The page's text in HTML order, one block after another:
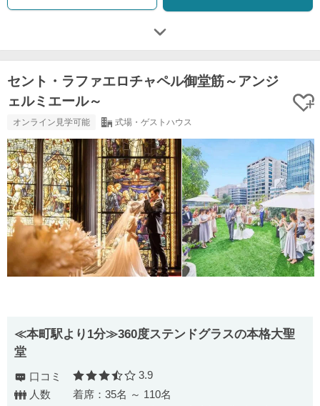
セント・ラファエロチャペル御堂筋～アンジ
ェルミエール～
オンライン見学可能 式場・ゲストハウス
≪本町駅より1分≫360度ステンドグラスの本格大聖
堂
口コミ 口コミ評価
3.9
人数
着席：35名 ～ 110名